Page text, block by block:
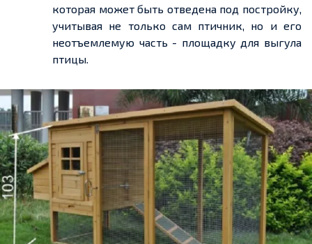
которая может быть отведена под постройку,
учитывая не только сам птичник, но и его
неотъемлемую часть - площадку для выгула
птицы.